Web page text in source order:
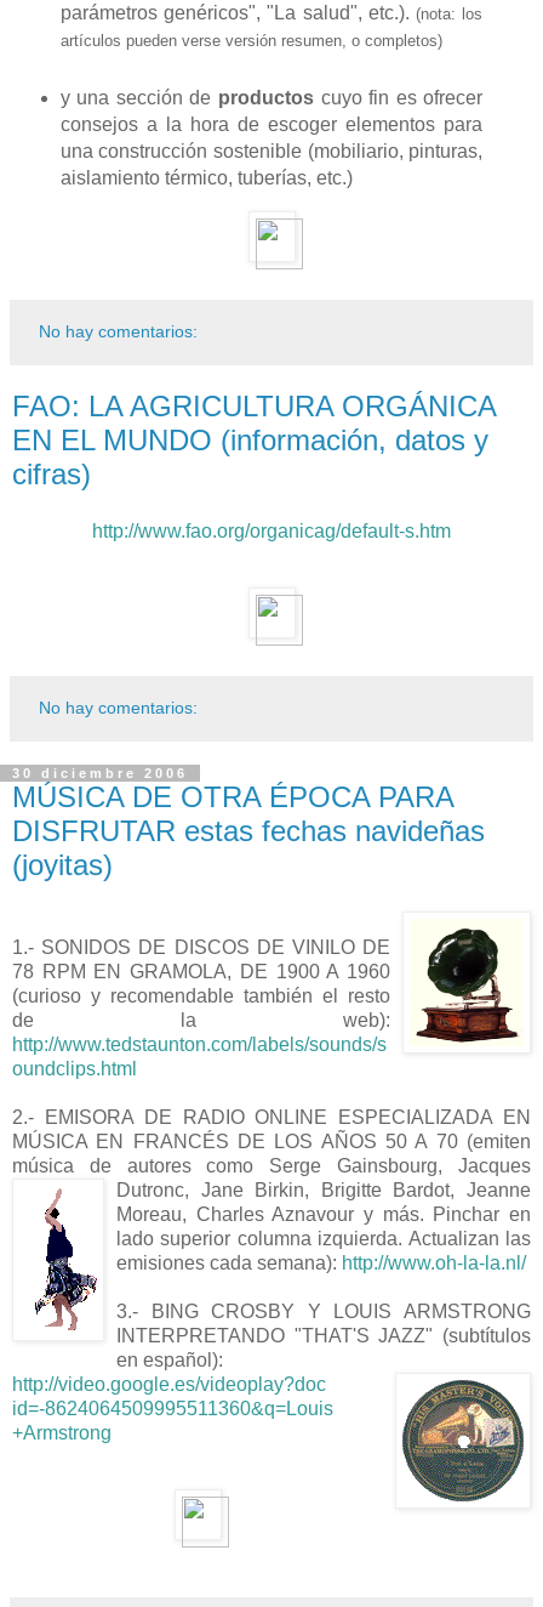
parámetros genéricos", "La salud", etc.).(nota: los
artículos pueden verse versión resumen, o completos)
y una sección de productos cuyo fin es ofrecer
consejos a la hora de escoger elementos para
una construcción sostenible (mobiliario, pinturas,
aislamiento térmico, tuberías, etc.)
No hay comentarios:
FAO: LA AGRICULTURA ORGÁNICA
EN EL MUNDO (información, datos y
cifras)
http://www.fao.org/organicag/default-s.htm
No hay comentarios:
30 diciembre 2006
MÚSICA DE OTRA ÉPOCA PARA
DISFRUTAR estas fechas navideñas
(joyitas)
1.- SONIDOS DE DISCOS DE VINILO DE
78 RPM EN GRAMOLA, DE 1900 A 1960
(curioso y recomendable también el resto
de la web):
http://www.tedstaunton.com/labels/sounds/s
oundclips.html
2.- EMISORA DE RADIO ONLINE ESPECIALIZADA EN
MÚSICA EN FRANCÉS DE LOS AÑOS 50 A 70 (emiten
música de autores como Serge Gainsbourg, Jacques
Dutronc, Jane Birkin, Brigitte Bardot, Jeanne
Moreau, Charles Aznavour y más. Pinchar en
lado superior columna izquierda. Actualizan las
emisiones cada semana): http://www.oh-la-la.nl/
3.- BING CROSBY Y LOUIS ARMSTRONG
INTERPRETANDO "THAT'S JAZZ" (subtítulos
en español):
http://video.google.es/videoplay?doc
id=-8624064509995511360&q=Louis
+Armstrong